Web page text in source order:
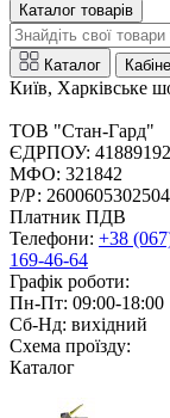
Каталог товарів
Каталог
Київ, Харківське
ТОВ "Стан-Гард"
ЄДРПОУ: 41889192
МФО: 321842
Р/Р:
Платник ПДВ
Телефони: +38
169-46-64
Графік роботи:
Пн-Пт: 09:00-18:00
Сб-Нд: вихідний
Схема проїзду:
Каталог